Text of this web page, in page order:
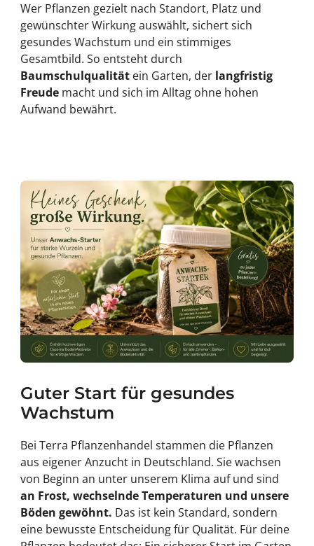
Wer Pflanzen gezielt nach Standort, Platz und
gewünschter Wirkung auswählt, sichert sich
gesundes Wachstum und ein stimmiges
Gesamtbild. So entsteht durch
Baumschulqualitätein Garten, der langfristig
Freude macht und sich im Alltag ohne hohen
Aufwand bewährt.
Guter Start für gesundes
Wachstum
Bei Terra Pflanzenhandel stammen die Pflanzen
aus eigener Anzucht in Deutschland. Sie wachsen
von Beginn an unter unserem Klima auf und sind
an Frost, wechselnde Temperaturen und unsere
Böden gewöhnt. Das ist kein Standard, sondern
eine bewusste Entscheidung für Qualität. Für deine